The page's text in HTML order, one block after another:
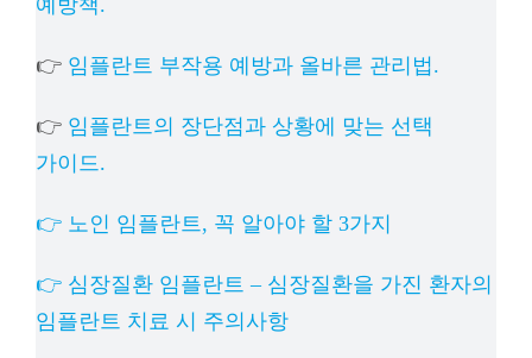
예방책.
👉 임플란트 부작용 예방과 올바른 관리법.
👉 임플란트의 장단점과 상황에 맞는 선택
가이드.
👉 노인 임플란트, 꼭 알아야 할 3가지
👉 심장질환 임플란트 – 심장질환을 가진 환자의
임플란트 치료 시 주의사항